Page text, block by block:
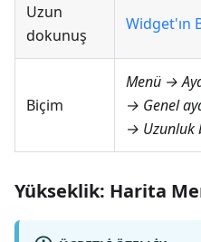
Uzun
dokunuş
Widget'ın
Biçim
Menü →
→ Genel
→ Uzunluk
Yükseklik: Harita